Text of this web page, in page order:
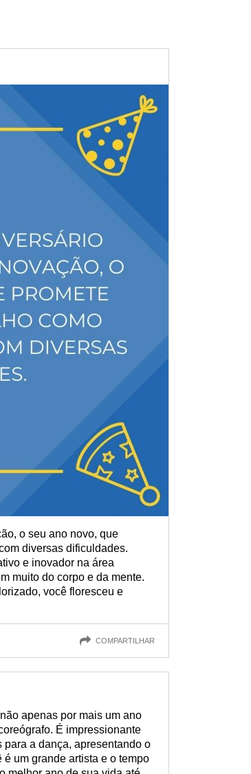
o seu ano novo, que
diversas dificuldades.
e inovador na área
muito do corpo e da mente.
você floresceu e
COMPARTILHAR
apenas por mais um ano
É impressionante
a dança, apresentando o
um grande artista e o tempo